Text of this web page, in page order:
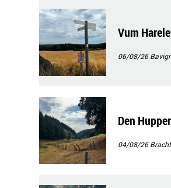
Vum
06/08/26
Den
04/08/26